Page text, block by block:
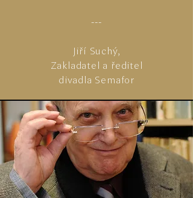
---
Jiří Suchý,
Zakladatel a ředitel
divadla Semafor